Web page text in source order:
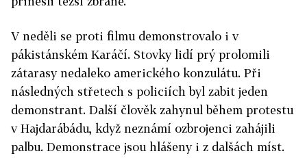
V neděli se proti filmu demonstrovalo i v
pákistánském Karáčí. Stovky lidí prý prolomili
zátarasy nedaleko amerického konzulátu. Při
následných střetech s policiích byl zabit jeden
demonstrant. Další člověk zahynul během protestu
v Hajdarábádu, když neznámí ozbrojenci zahájili
palbu. Demonstrace jsou hlášeny i z dalšách míst.